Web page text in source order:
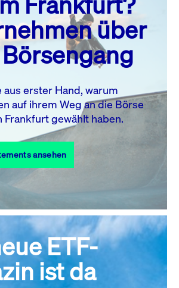
MI. DO. FR. SA. SO.
1
2
5 6 7 8
13 14
19 20 21 22
23
27 28
Alle Events
über
aus erster Hand, warum
auf ihrem Weg an die Börse
Frankfurt gewählt haben.
ansehen
ETF-
ist da